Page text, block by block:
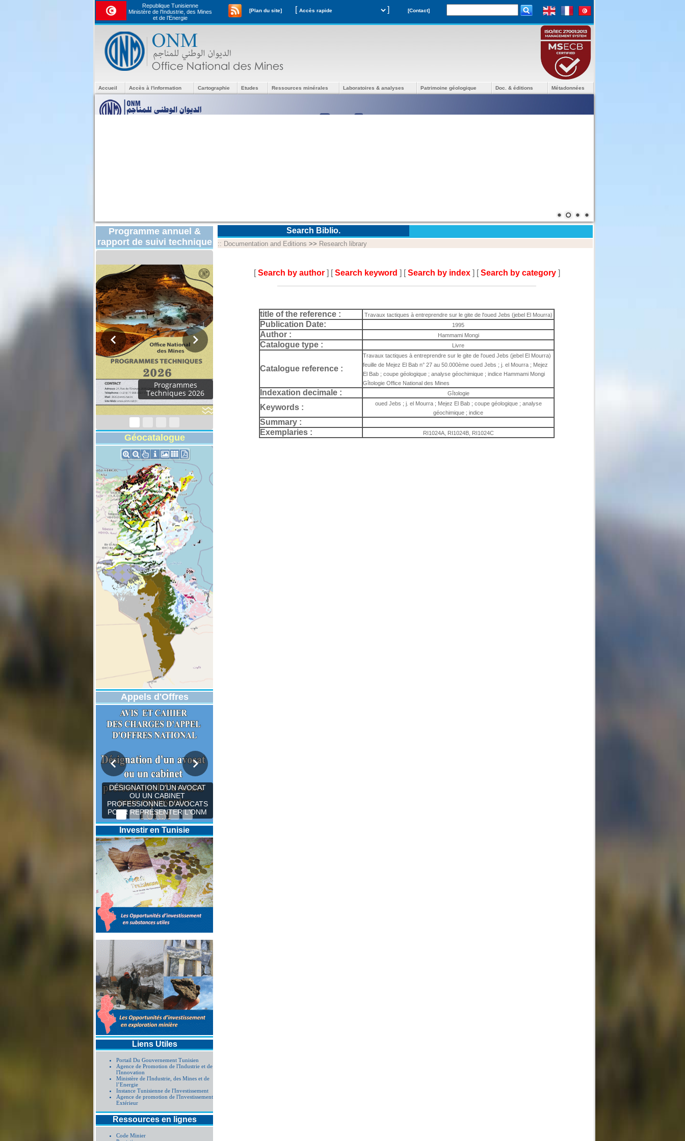
Republique Tunisienne
Ministère de l'Industrie, des Mines
et de l’Energie
[Plan du site] [ ] [Contact]
Accueil Accès à l'information Cartographie Etudes Ressources minérales Laboratoires & analyses Patrimoine géologique Doc. & éditions Métadonnées
Programme annuel &
rapport de suivi technique
Programmes
Techniques 2026
Géocatalogue
Appels d'Offres
DÉSIGNATION D'UN AVOCAT
OU UN CABINET
PROFESSIONNEL D’AVOCATS
POUR REPRÉSENTER L'ONM
Investir en Tunisie
Liens Utiles
Portail Du Gouvernement Tunisien
Agence de Promotion de l'Industrie et de
l'Innovation
Ministère de l'Industrie, des Mines et de
l’Energie
Instance Tunisienne de l'Investissement
Agence de promotion de l'Investissement
Extérieur
Ressources en lignes
Code Minier
Search Biblio.
:: Documentation and Editions >> Research library
[Search by author ] [Search keyword ] [Search by index ] [Search by category ]
title of the reference : Travaux tactiques à entreprendre sur le gite de l'oued Jebs (jebel El Mourra)
Publication Date: 1995
Author : Hammami Mongi
Catalogue type : Livre
Catalogue reference :
Travaux tactiques à entreprendre sur le gite de l'oued Jebs (jebel El Mourra)
feuille de Mejez El Bab n° 27 au 50.000ème oued Jebs ; j. el Mourra ; Mejez
El Bab ; coupe géologique ; analyse géochimique ; indice Hammami Mongi
Gîtologie Office National des Mines
Indexation decimale : Gîtologie
Keywords :
oued Jebs ; j. el Mourra ; Mejez El Bab ; coupe géologique ; analyse
géochimique ; indice
Summary :
Exemplaries :
RI1024A, RI1024B, RI1024C